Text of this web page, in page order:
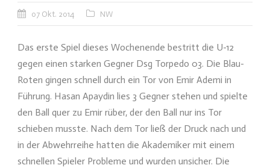
07 Okt. 2014 NW
Das erste Spiel dieses Wochenende bestritt die U-12
gegen einen starken Gegner Dsg Torpedo 03. Die Blau-
Roten gingen schnell durch ein Tor von Emir Ademi in
Führung. Hasan Apaydin lies 3 Gegner stehen und spielte
den Ball quer zu Emir rüber, der den Ball nur ins Tor
schieben musste. Nach dem Tor ließ der Druck nach und
in der Abwehrreihe hatten die Akademiker mit einem
schnellen Spieler Probleme und wurden unsicher. Die